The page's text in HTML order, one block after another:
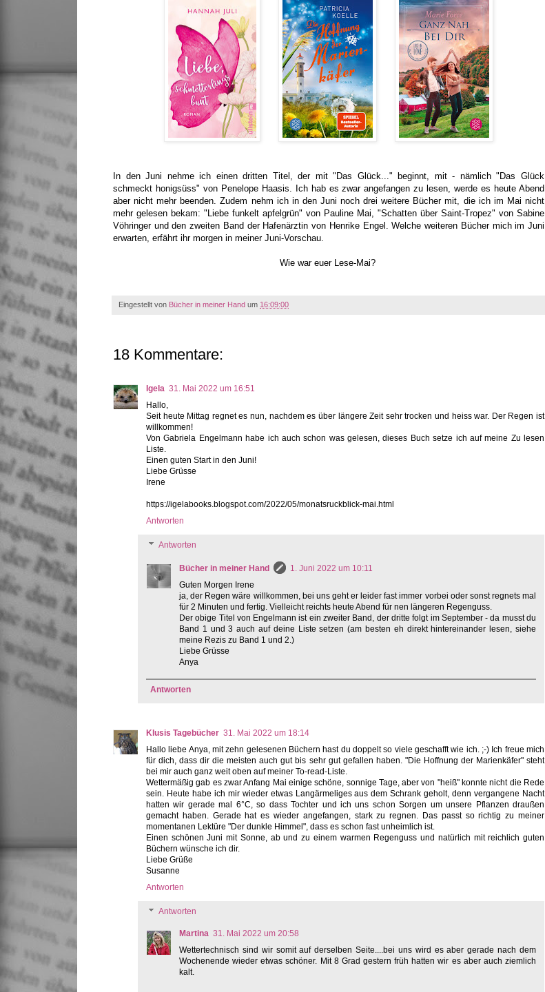
In den Juni nehme ich einen dritten Titel, der mit "Das Glück..." beginnt, mit - nämlich "Das Glück
schmeckt honigsüss" von Penelope Haasis. Ich hab es zwar angefangen zu lesen, werde es heute Abend
aber nicht mehr beenden. Zudem nehm ich in den Juni noch drei weitere Bücher mit, die ich im Mai nicht
mehr gelesen bekam: "Liebe funkelt apfelgrün" von Pauline Mai, "Schatten über Saint-Tropez" von Sabine
Vöhringer und den zweiten Band der Hafenärztin von Henrike Engel. Welche weiteren Bücher mich im Juni
erwarten, erfährt ihr morgen in meiner Juni-Vorschau.
Wie war euer Lese-Mai?
Eingestellt von Bücher in meiner Hand um 16:09:00
18 Kommentare:
Igela 31. Mai 2022 um 16:51
Hallo,
Seit heute Mittag regnet es nun, nachdem es über längere Zeit sehr trocken und heiss war. Der Regen ist
willkommen!
Von Gabriela Engelmann habe ich auch schon was gelesen, dieses Buch setze ich auf meine Zu lesen
Liste.
Einen guten Start in den Juni!
Liebe Grüsse
Irene
https://igelabooks.blogspot.com/2022/05/monatsruckblick-mai.html
Antworten
Antworten
Bücher in meiner Hand
1. Juni 2022 um 10:11
Guten Morgen Irene
ja, der Regen wäre willkommen, bei uns geht er leider fast immer vorbei oder sonst regnets mal
für 2 Minuten und fertig. Vielleicht reichts heute Abend für nen längeren Regenguss.
Der obige Titel von Engelmann ist ein zweiter Band, der dritte folgt im September - da musst du
Band 1 und 3 auch auf deine Liste setzen (am besten eh direkt hintereinander lesen, siehe
meine Rezis zu Band 1 und 2.)
Liebe Grüsse
Anya
Antworten
Klusis Tagebücher 31. Mai 2022 um 18:14
Hallo liebe Anya, mit zehn gelesenen Büchern hast du doppelt so viele geschafft wie ich. ;-) Ich freue mich
für dich, dass dir die meisten auch gut bis sehr gut gefallen haben. "Die Hoffnung der Marienkäfer" steht
bei mir auch ganz weit oben auf meiner To-read-Liste.
Wettermäßig gab es zwar Anfang Mai einige schöne, sonnige Tage, aber von "heiß" konnte nicht die Rede
sein. Heute habe ich mir wieder etwas Langärmeliges aus dem Schrank geholt, denn vergangene Nacht
hatten wir gerade mal 6°C, so dass Tochter und ich uns schon Sorgen um unsere Pflanzen draußen
gemacht haben. Gerade hat es wieder angefangen, stark zu regnen. Das passt so richtig zu meiner
momentanen Lektüre "Der dunkle Himmel", dass es schon fast unheimlich ist.
Einen schönen Juni mit Sonne, ab und zu einem warmen Regenguss und natürlich mit reichlich guten
Büchern wünsche ich dir.
Liebe Grüße
Susanne
Antworten
Antworten
Martina 31. Mai 2022 um 20:58
Wettertechnisch sind wir somit auf derselben Seite....bei uns wird es aber gerade nach dem
Wochenende wieder etwas schöner. Mit 8 Grad gestern früh hatten wir es aber auch ziemlich
kalt.